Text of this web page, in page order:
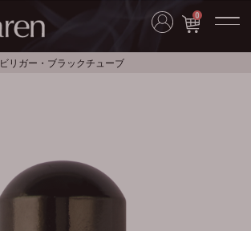
0
ビリガー・ブラックチューブ